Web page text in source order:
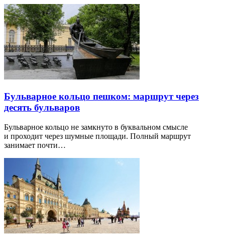
Бульварное кольцо пешком: маршрут через
десять бульваров
Бульварное кольцо не замкнуто в буквальном смысле
и проходит через шумные площади. Полный маршрут
занимает почти…